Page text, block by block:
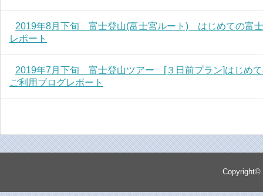
2019年8月下旬 富士登山(富士宮ルート) はじめての富
レポート
2019年7月下旬 富士登山ツアー [３日前プラン]はじめ
ご利用ブログレポート
Copyright©